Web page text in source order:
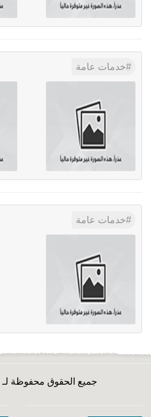
خدمات عامة
خدمات عامة
جميع الحقوق محفوظة لـ